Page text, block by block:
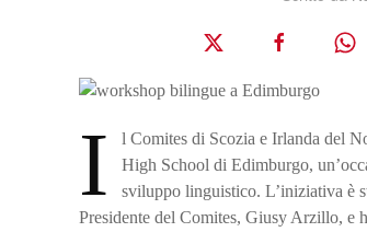
I
l Comites di Scozia e Irlanda del
High School di Edimburgo,
sviluppo linguistico. L’iniziativa è
Presidente del Comites, Giusy Arzillo, e